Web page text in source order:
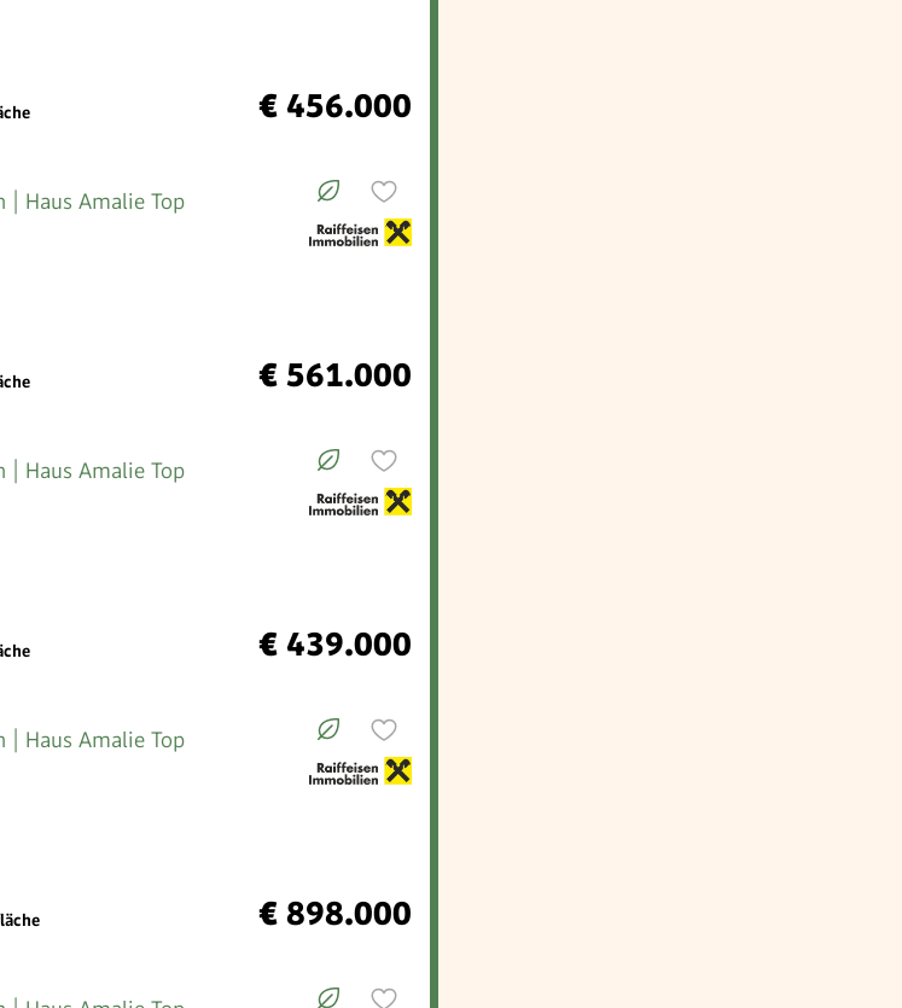
€ 456.000
| Haus Amalie Top
€ 561.000
| Haus Amalie Top
€ 439.000
| Haus Amalie Top
€ 898.000